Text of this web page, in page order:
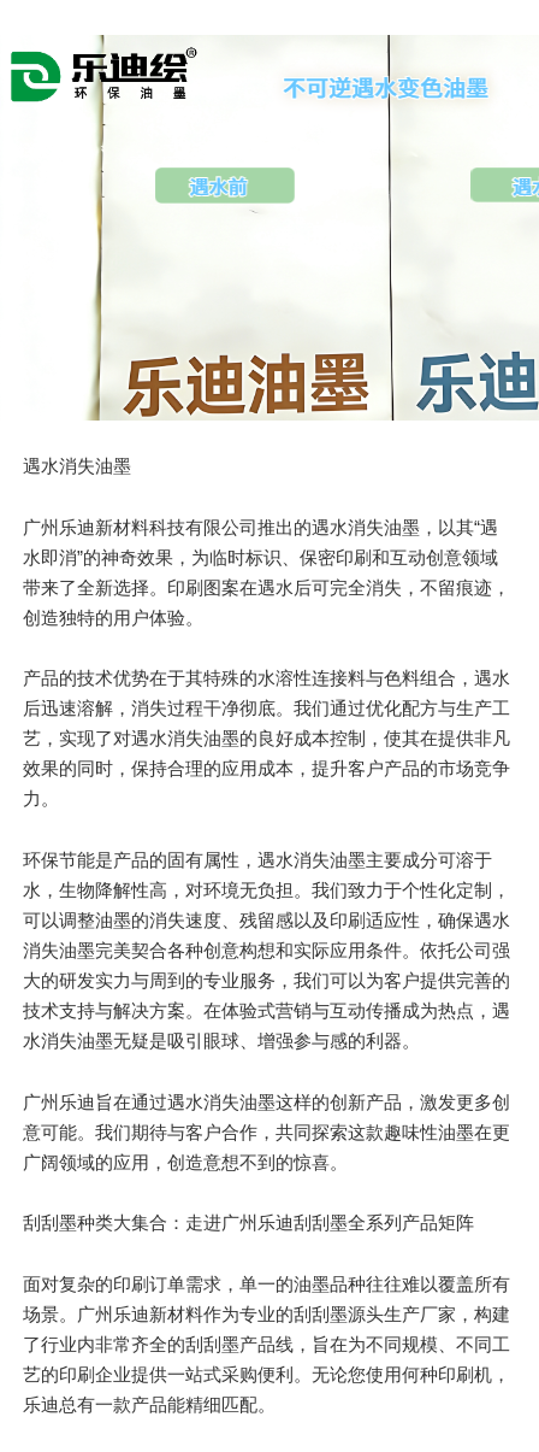
遇水消失油墨
广州乐迪新材料科技有限公司推出的遇水消失油墨，以其“遇
水即消”的神奇效果，为临时标识、保密印刷和互动创意领域
带来了全新选择。印刷图案在遇水后可完全消失，不留痕迹，
创造独特的用户体验。
产品的技术优势在于其特殊的水溶性连接料与色料组合，遇水
后迅速溶解，消失过程干净彻底。我们通过优化配方与生产工
艺，实现了对遇水消失油墨的良好成本控制，使其在提供非凡
效果的同时，保持合理的应用成本，提升客户产品的市场竞争
力。
环保节能是产品的固有属性，遇水消失油墨主要成分可溶于
水，生物降解性高，对环境无负担。我们致力于个性化定制，
可以调整油墨的消失速度、残留感以及印刷适应性，确保遇水
消失油墨完美契合各种创意构想和实际应用条件。依托公司强
大的研发实力与周到的专业服务，我们可以为客户提供完善的
技术支持与解决方案。在体验式营销与互动传播成为热点，遇
水消失油墨无疑是吸引眼球、增强参与感的利器。
广州乐迪旨在通过遇水消失油墨这样的创新产品，激发更多创
意可能。我们期待与客户合作，共同探索这款趣味性油墨在更
广阔领域的应用，创造意想不到的惊喜。
刮刮墨种类大集合：走进广州乐迪刮刮墨全系列产品矩阵
面对复杂的印刷订单需求，单一的油墨品种往往难以覆盖所有
场景。广州乐迪新材料作为专业的刮刮墨源头生产厂家，构建
了行业内非常齐全的刮刮墨产品线，旨在为不同规模、不同工
艺的印刷企业提供一站式采购便利。无论您使用何种印刷机，
乐迪总有一款产品能精细匹配。